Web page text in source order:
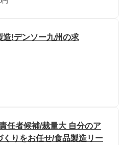
造!デンソー九州の求
任者候補/裁量大 自分のア
りをお任せ/食品製造リー